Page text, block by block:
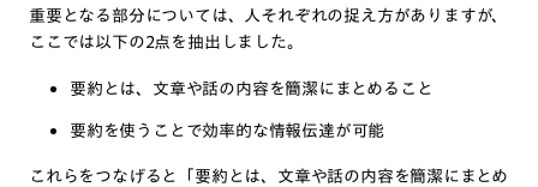
重要となる部分については、人それぞれの捉え方がありますが、
ここでは以下の2点を抽出しました。
要約とは、文章や話の内容を簡潔にまとめること
要約を使うことで効率的な情報伝達が可能
これらをつなげると「要約とは、文章や話の内容を簡潔にまとめ